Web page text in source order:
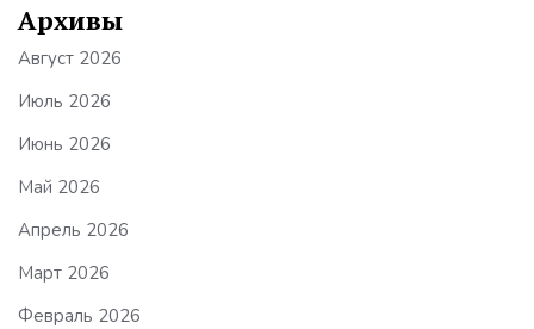
Архивы
Август 2026
Июль 2026
Июнь 2026
Май 2026
Апрель 2026
Март 2026
Февраль 2026